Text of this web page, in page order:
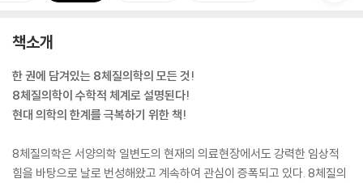
책소개
한 권에 담겨있는 8체질의학의 모든 것!
8체질의학이 수학적 체계로 설명된다!
현대 의학의 한계를 극복하기 위한 책!
8체질의학은 서양의학 일변도의 현재의 의료현장에서도 강력한 임상적
힘을 바탕으로 날로 번성해왔고 계속하여 관심이 증폭되고 있다. 8체질의